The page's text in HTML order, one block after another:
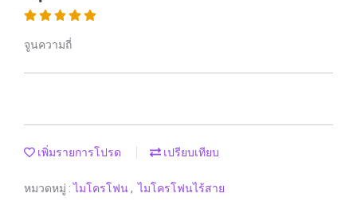
จูนความถี่
เพิ่มรายการโปรด เปรียบเทียบ
หมวดหมู่ :ไมโครโฟน, ไมโครโฟนไร้สาย